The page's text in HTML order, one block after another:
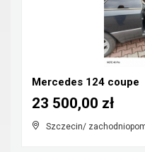
Mercedes 124 coupe
Szczecin/
23 500,00 zł